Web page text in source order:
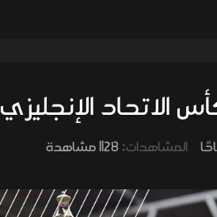
الاتحاد الإنجليزي
المشاهدات: 1128 مشاهدة